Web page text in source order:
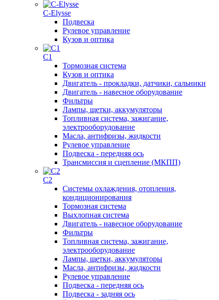
C-Elysse
Подвеска
Рулевое управление
Кузов и оптика
C1
Тормозная система
Кузов и оптика
Двигатель - прокладки, датчики, сальники
Двигатель - навесное оборудование
Фильтры
Лампы, щетки, аккумуляторы
Топливная система, зажигание,
электрооборудование
Масла, антифризы, жидкости
Рулевое управление
Подвеска - передняя ось
Трансмиссия и сцепление (МКПП)
C2
Системы охлаждения, отопления,
кондиционирования
Тормозная система
Выхлопная система
Двигатель - навесное оборудование
Фильтры
Топливная система, зажигание,
электрооборудование
Лампы, щетки, аккумуляторы
Масла, антифризы, жидкости
Рулевое управление
Подвеска - передняя ось
Подвеска - задняя ось